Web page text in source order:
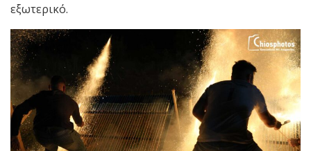
εξωτερικό.